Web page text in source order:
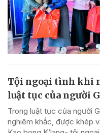
Tội ngoại tình khi
luật tục của người
Trong luật tục của người
nghiêm khắc, được khép